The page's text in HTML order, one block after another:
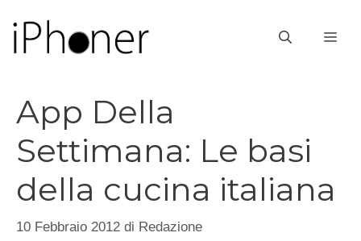
contenuto
App Della
Settimana: Le basi
della cucina italiana
10 Febbraio 2012 di Redazione